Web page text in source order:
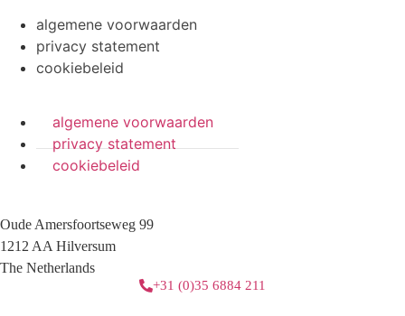
algemene voorwaarden
privacy statement
cookiebeleid
algemene voorwaarden
privacy statement
cookiebeleid
Oude Amersfoortseweg 99
1212 AA Hilversum
The Netherlands
+31 (0)35 6884 211